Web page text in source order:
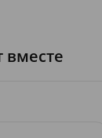
вместе